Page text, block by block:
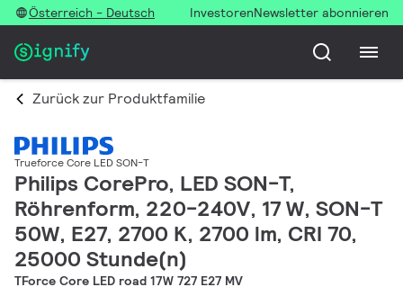
Österreich - Deutsch InvestorenNewsletter abonnieren
Zurück zur Produktfamilie
Trueforce Core LED SON-T
Philips CorePro, LED SON-T,
Röhrenform, 220-240V, 17 W, SON-T
50W, E27, 2700 K, 2700 lm, CRI 70,
25000 Stunde(n)
TForce Core LED road 17W 727 E27 MV